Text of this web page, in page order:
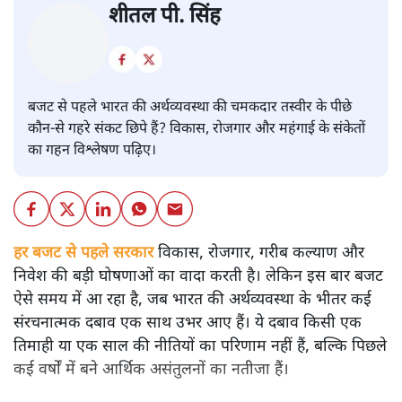
शीतल पी. सिंह
बजट से पहले भारत की अर्थव्यवस्था की चमकदार तस्वीर के पीछे
कौन-से गहरे संकट छिपे हैं? विकास, रोजगार और महंगाई के संकेतों
का गहन विश्लेषण पढ़िए।